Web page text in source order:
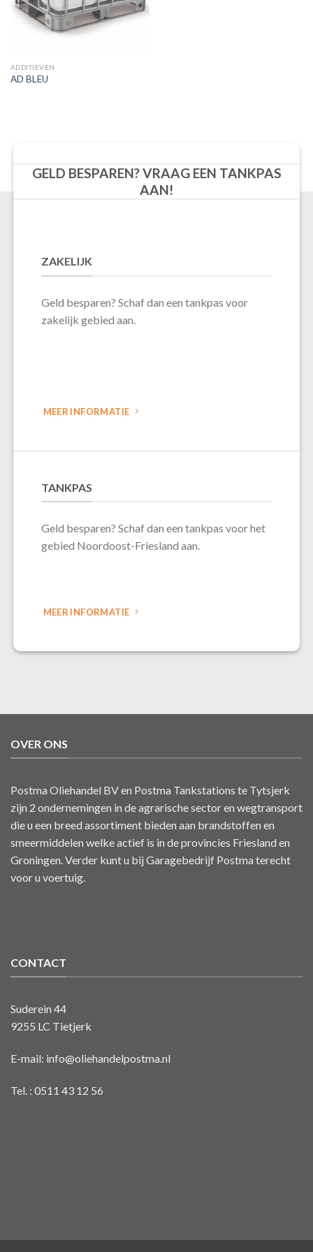
ADDITIEVEN
AD BLEU
GELD BESPAREN? VRAAG EEN TANKPAS
AAN!
ZAKELIJK
Geld besparen? Schaf dan een tankpas voor
zakelijk gebied aan.
MEER INFORMATIE
TANKPAS
Geld besparen? Schaf dan een tankpas voor het
gebied Noordoost-Friesland aan.
MEER INFORMATIE
OVER ONS
Postma Oliehandel BV en Postma Tankstations te Tytsjerk
zijn 2 ondernemingen in de agrarische sector en wegtransport
die u een breed assortiment bieden aan brandstoffen en
smeermiddelen welke actief is in de provincies Friesland en
Groningen. Verder kunt u bij Garagebedrijf Postma terecht
voor u voertuig.
CONTACT
Suderein 44
9255 LC Tietjerk
E-mail: info@oliehandelpostma.nl
Tel. : 0511 43 12 56